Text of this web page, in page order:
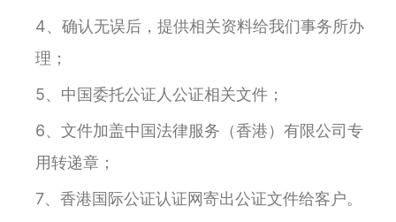
4、确认无误后，提供相关资料给我们事务所办
理；
5、中国委托公证人公证相关文件；
6、文件加盖中国法律服务（香港）有限公司专
用转递章；
7、香港国际公证认证网寄出公证文件给客户。